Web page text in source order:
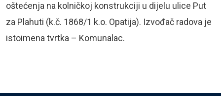
oštećenja na kolničkoj konstrukciji u dijelu ulice Put
za Plahuti (k.č. 1868/1 k.o. Opatija). Izvođač radova je
istoimena tvrtka – Komunalac.